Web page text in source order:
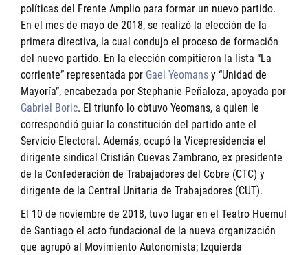
políticas del Frente Amplio para formar un nuevo partido.
En el mes de mayo de 2018, se realizó la elección de la
primera directiva, la cual condujo el proceso de formación
del nuevo partido. En la elección compitieron la lista “La
corriente” representada por Gael Yeomans y “Unidad de
Mayoría”, encabezada por Stephanie Peñaloza, apoyada por
Gabriel Boric. El triunfo lo obtuvo Yeomans, a quien le
correspondió guiar la constitución del partido ante el
Servicio Electoral. Además, ocupó la Vicepresidencia el
dirigente sindical Cristián Cuevas Zambrano, ex presidente
de la Confederación de Trabajadores del Cobre (CTC) y
dirigente de la Central Unitaria de Trabajadores (CUT).
El 10 de noviembre de 2018, tuvo lugar en el Teatro Huemul
de Santiago el acto fundacional de la nueva organización
que agrupó al Movimiento Autonomista; Izquierda